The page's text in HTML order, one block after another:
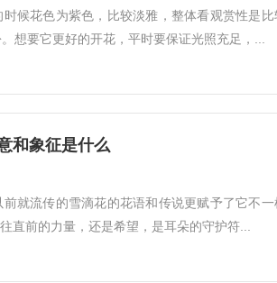
候花色为紫色，比较淡雅，整体看观赏性是比
想要它更好的开花，平时要保证光照充足，...
和象征是什么
就流传的雪滴花的花语和传说更赋予了它不一
直前的力量，还是希望，是耳朵的守护符...